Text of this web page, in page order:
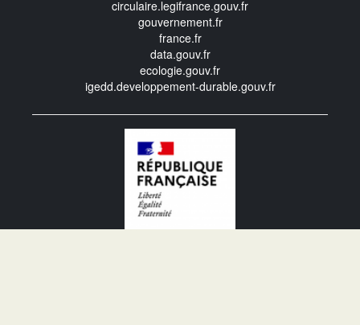
circulaire.legifrance.gouv.fr
gouvernement.fr
france.fr
data.gouv.fr
ecologie.gouv.fr
igedd.developpement-durable.gouv.fr